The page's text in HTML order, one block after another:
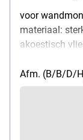
voor
materiaal:
akoestisch
Afm. (B/B/D/